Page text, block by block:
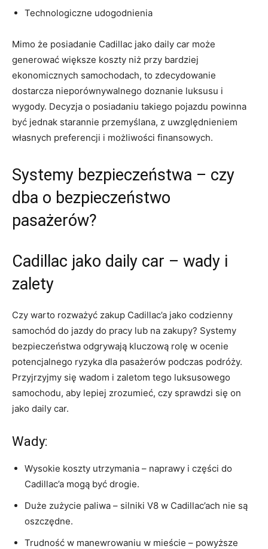
Technologiczne udogodnienia
Mimo że posiadanie ‍Cadillac jako daily‍ car może
⁤generować większe koszty niż przy bardziej
ekonomicznych samochodach,‍ to zdecydowanie
dostarcza nieporównywalnego doznanie luksusu i
wygody. Decyzja ⁢o posiadaniu takiego pojazdu powinna
być jednak‍ starannie przemyślana, z uwzględnieniem
własnych preferencji ​i możliwości finansowych.
Systemy bezpieczeństwa⁢ – czy
dba o ⁢bezpieczeństwo
pasażerów?
Cadillac jako daily car – wady i
zalety
Czy warto rozważyć⁣ zakup Cadillac’a jako codzienny
samochód do jazdy do pracy lub na zakupy? Systemy
bezpieczeństwa odgrywają kluczową rolę w ocenie
potencjalnego ryzyka dla pasażerów podczas podróży.
Przyjrzyjmy się wadom i zaletom tego luksusowego
samochodu, aby lepiej zrozumieć, czy sprawdzi się on
jako daily car.
Wady:
Wysokie koszty utrzymania – naprawy i części do ​
Cadillac’a mogą‌ być drogie.
Duże zużycie paliwa – silniki V8 w Cadillac’ach ‍nie są
oszczędne.
Trudność‍ w manewrowaniu ⁣w mieście – powyższe